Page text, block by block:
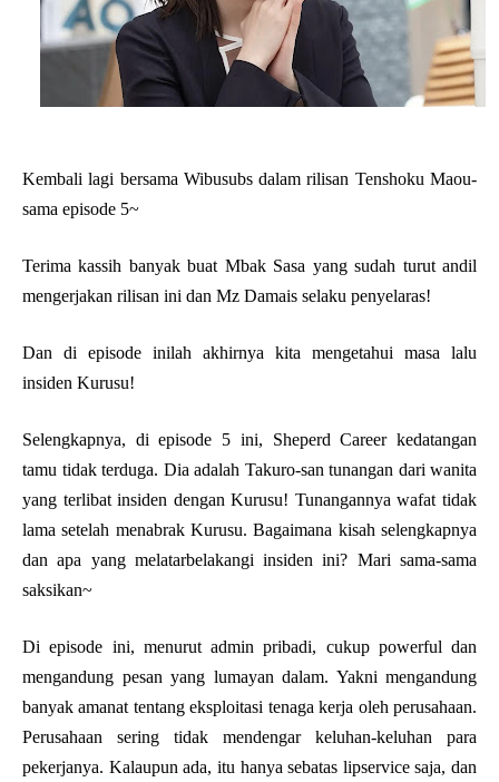
Kembali lagi bersama Wibusubs dalam rilisan Tenshoku Maou-
sama episode 5~
Terima kassih banyak buat Mbak Sasa yang sudah turut andil
mengerjakan rilisan ini dan Mz Damais selaku penyelaras!
Dan di episode inilah akhirnya kita mengetahui masa lalu
insiden Kurusu!
Selengkapnya, di episode 5 ini, Sheperd Career kedatangan
tamu tidak terduga. Dia adalah Takuro-san tunangan dari wanita
yang terlibat insiden dengan Kurusu! Tunangannya wafat tidak
lama setelah menabrak Kurusu. Bagaimana kisah selengkapnya
dan apa yang melatarbelakangi insiden ini? Mari sama-sama
saksikan~
Di episode ini, menurut admin pribadi, cukup powerful dan
mengandung pesan yang lumayan dalam. Yakni mengandung
banyak amanat tentang eksploitasi tenaga kerja oleh perusahaan.
Perusahaan sering tidak mendengar keluhan-keluhan para
pekerjanya. Kalaupun ada, itu hanya sebatas lipservice saja, dan